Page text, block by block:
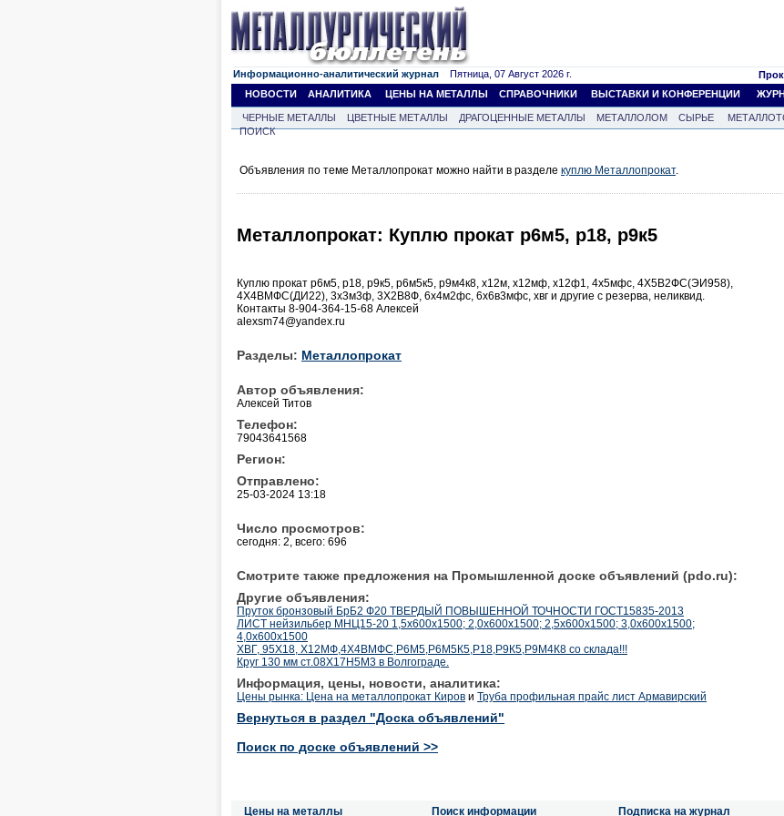
Информационно-аналитический журнал Пятница, 07 Август 2026 г.
НОВОСТИ
АНАЛИТИКА ЦЕНЫ НА МЕТАЛЛЫ СПРАВОЧНИКИ ВЫСТАВКИ И КОНФЕРЕНЦИИ
ЧЕРНЫЕ МЕТАЛЛЫ ЦВЕТНЫЕ МЕТАЛЛЫ ДРАГОЦЕННЫЕ МЕТАЛЛЫ МЕТАЛЛОЛОМ СЫРЬЕ
ПОИСК
Объявления по теме Металлопрокат можно найти в разделе куплю Металлопрокат.
Металлопрокат: Куплю прокат р6м5, р18, р9к5
Куплю прокат р6м5, р18, р9к5, р6м5к5, р9м4к8, х12м, х12мф, х12ф1, 4х5мфс, 4Х5В2ФС(ЭИ958),
4Х4ВМФС(ДИ22), 3х3м3ф, 3Х2В8Ф, 6х4м2фс, 6х6в3мфс, хвг и другие с резерва, неликвид.
Контакты 8-904-364-15-68 Алексей
alexsm74@yandex.ru
Разделы: Металлопрокат
Автор объявления:
Алексей Титов
Телефон:
79043641568
Регион:
Отправлено:
25-03-2024 13:18
Число просмотров:
сегодня: 2, всего: 696
Смотрите также предложения на Промышленной доске объявлений (pdo.ru):
Другие объявления:
Пруток бронзовый БрБ2 Ф20 ТВЕРДЫЙ ПОВЫШЕННОЙ ТОЧНОСТИ ГОСТ15835-2013
ЛИСТ нейзильбер МНЦ15-20 1,5х600х1500; 2,0х600х1500; 2,5х600х1500; 3,0х600х1500;
4,0х600х1500
ХВГ, 95Х18, Х12МФ,4Х4ВМФС,Р6М5,Р6М5К5,Р18,Р9К5,Р9М4К8 со склада!!!
Круг 130 мм ст.08Х17Н5М3 в Волгограде.
Информация, цены, новости, аналитика:
Цены рынка: Цена на металлопрокат Киров и Труба профильная прайс лист Армавирский
Вернуться в раздел "Доска объявлений"
Поиск по доске объявлений >>
Цены на металлы Поиск информации Подписка на журнал